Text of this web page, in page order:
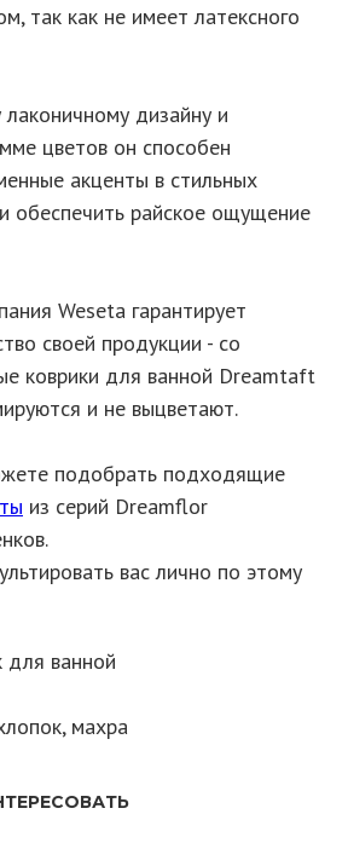
так как не имеет латексного
дизайну и
цветов он способен
акценты в стильных
обеспечить райское ощущение
Weseta гарантирует
своей продукции - со
коврики для ванной Dreamtaft
и не выцветают.
подобрать подходящие
из серий Dreamflor
вас лично по этому
для ванной
махра